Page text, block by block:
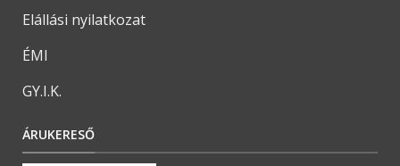
Elállási nyilatkozat
ÉMI
GY.I.K.
ÁRUKERESŐ